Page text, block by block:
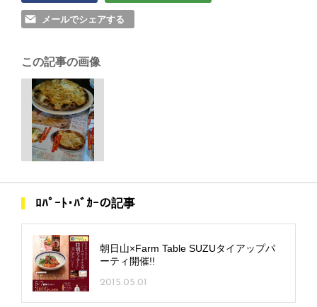
メールでシェアする
この記事の画像
ﾛﾊﾟｰﾄ･ﾊﾞｶｰの記事
朝日山×Farm Table SUZUタイアップパ
ーティ開催!!
2015.05.01